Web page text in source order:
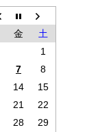
金
土
1
7
8
14
15
21
22
28
29